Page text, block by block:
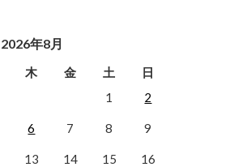
2026年8月
木 金 土
日
1
2
6 7 8 9
13 14 15 16